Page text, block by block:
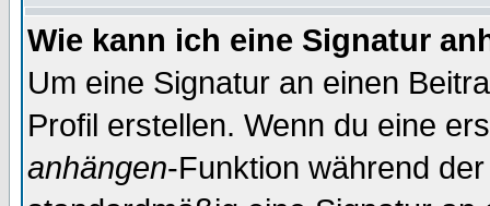
Wie kann ich eine Signatur
Um eine Signatur an einen
Profil erstellen. Wenn du eine
anhängen-Funktion während